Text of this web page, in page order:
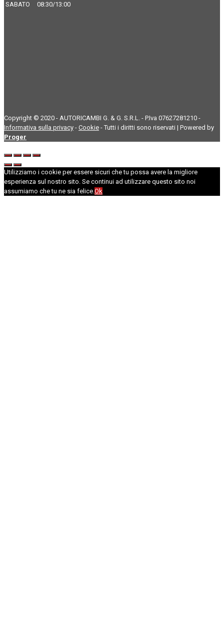
SABATO
08:30/13:00
Copyright © 2020 - AUTORICAMBI G. & G. S.R.L. - P.Iva 07627281210 -
Informativa sulla privacy - Cookie - Tutti i diritti sono riservati | Powered by
Proger
Utilizziamo i cookie per essere sicuri che tu possa avere la migliore
esperienza sul nostro sito. Se continui ad utilizzare questo sito noi
assumiamo che tu ne sia felice.Ok